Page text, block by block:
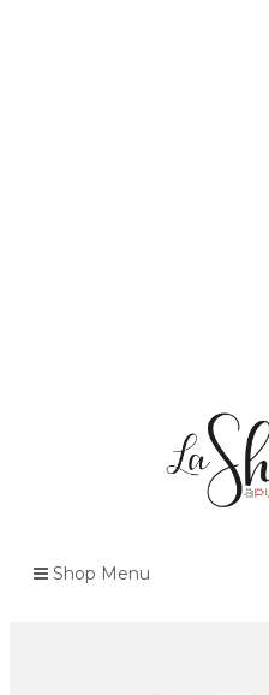
Shop Menu